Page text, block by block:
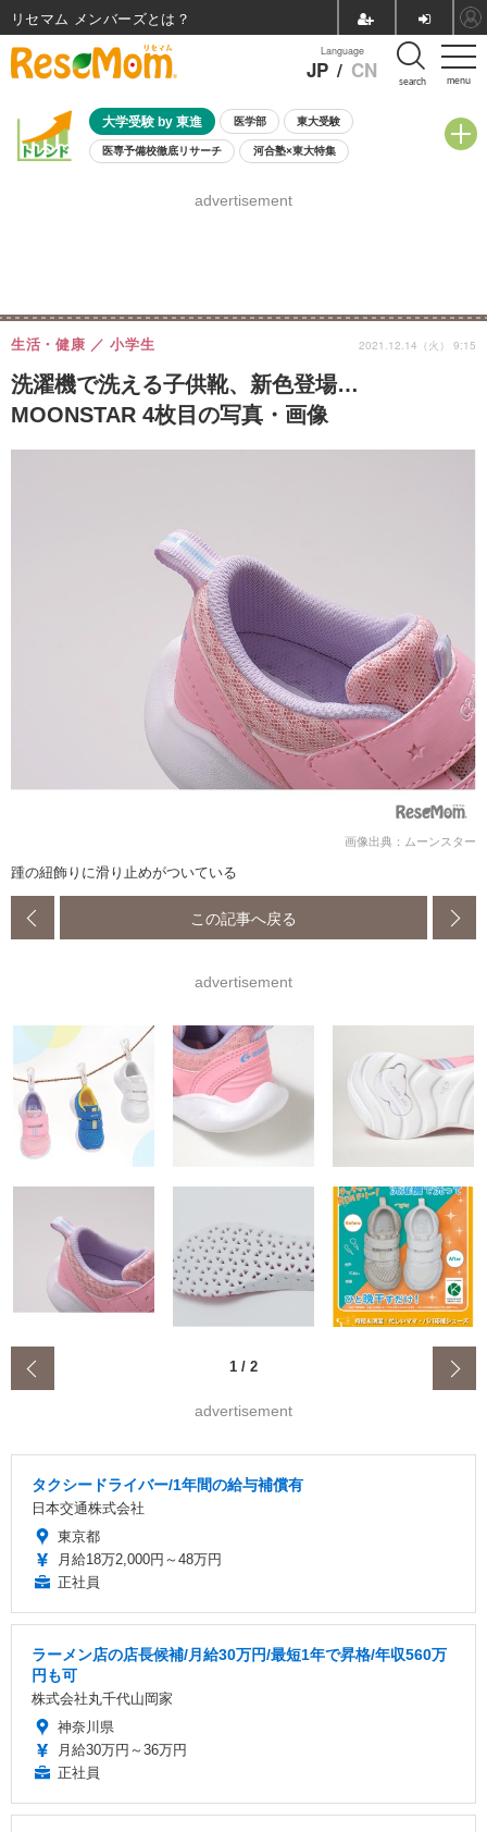
menu
Language
JP / CN search
大学受験 by 東進 医学部 東大受験
医専予備校徹底リサーチ 河合塾×東大特集
8月開催学校説明会・相談会
advertisement
洗濯機で洗える子供靴、新色登場…
MOONSTAR 4枚目の写真・画像
生活・健康 小学生 2021.12.14（火） 9:15
画像出典：ムーンスター
踵の紐飾りに滑り止めがついている
この記事へ戻る
advertisement
1 / 2
advertisement
タクシードライバー/1年間の給与補償有
日本交通株式会社
東京都
月給18万2,000円～48万円
正社員
ラーメン店の店長候補/月給30万円/最短1年で昇格/年収560万
円も可
株式会社丸千代山岡家
神奈川県
月給30万円～36万円
正社員
リセマム メンバーズ